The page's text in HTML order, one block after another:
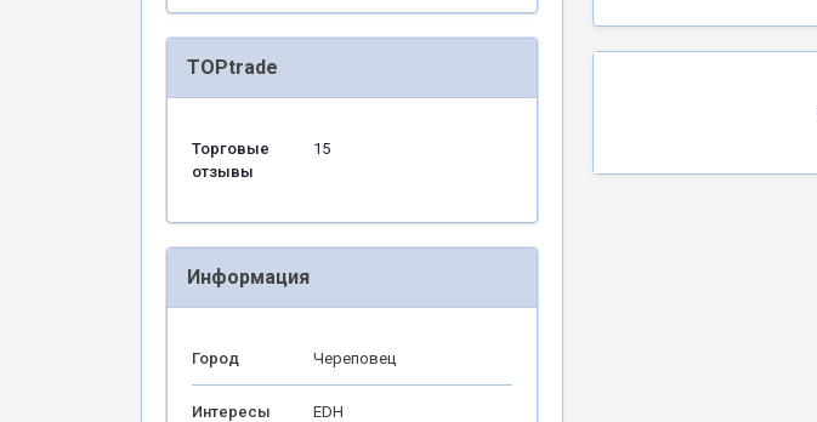
TOPtrade
Торговые
отзывы
15
Информация
Город Череповец
Интересы EDH